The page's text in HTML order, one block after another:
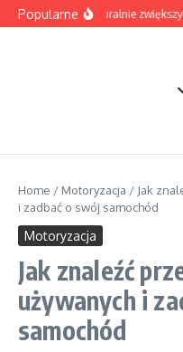
Przejdź do treści
PopularneJak naturalnie
Home / Motoryzacja / Jak
i zadbać o swój samochód
Motoryzacja
Jak znaleźć
używanych i
samochód